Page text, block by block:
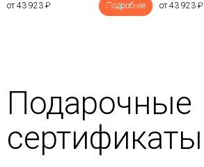
от 43 923 ₽ Подробнее от 43 923 ₽
Подарочные
сертификаты